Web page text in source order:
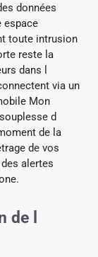
données
espace
toute intrusion
reste la
dans l
via un
Mon
d
de la
de vos
alertes
l